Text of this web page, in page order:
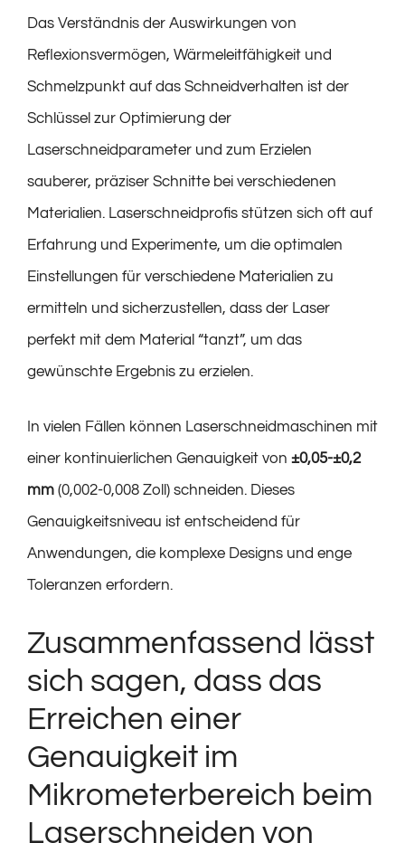
Das Verständnis der Auswirkungen von
Reflexionsvermögen, Wärmeleitfähigkeit und
Schmelzpunkt auf das Schneidverhalten ist der
Schlüssel zur Optimierung der
Laserschneidparameter und zum Erzielen
sauberer, präziser Schnitte bei verschiedenen
Materialien. Laserschneidprofis stützen sich oft auf
Erfahrung und Experimente, um die optimalen
Einstellungen für verschiedene Materialien zu
ermitteln und sicherzustellen, dass der Laser
perfekt mit dem Material “tanzt”, um das
gewünschte Ergebnis zu erzielen.
In vielen Fällen können Laserschneidmaschinen mit
einer kontinuierlichen Genauigkeit von ±0,05-±0,2
mm (0,002-0,008 Zoll) schneiden. Dieses
Genauigkeitsniveau ist entscheidend für
Anwendungen, die komplexe Designs und enge
Toleranzen erfordern.
Zusammenfassend lässt
sich sagen, dass das
Erreichen einer
Genauigkeit im
Mikrometerbereich beim
Laserschneiden von